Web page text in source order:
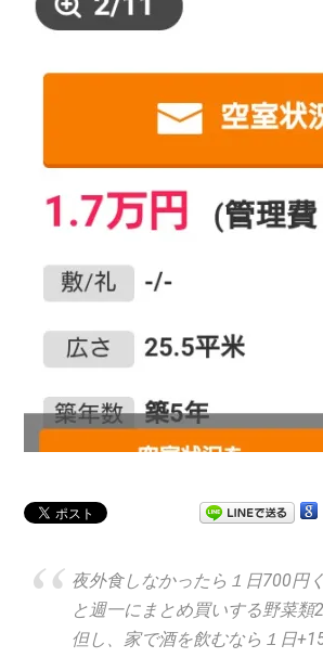
夜外食しなかったら１日700円
と週一にまとめ買いする野菜
但し、家で酒を飲むなら１日